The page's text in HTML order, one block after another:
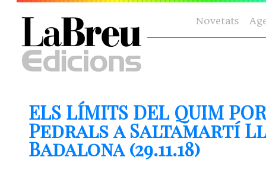
Novetats
ELS LÍMITS DEL QUIM
Pedrals a Saltamartí
Badalona (29.11.18)